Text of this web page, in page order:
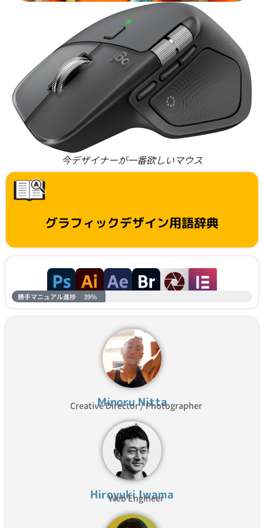
今デザイナーが一番欲しいマウス
グラフィックデザイン用語辞典
勝手マニュアル進捗 39%
Minoru Nitta
Creative Director / Photographer
Hiroyuki Iwama
Web Engineer